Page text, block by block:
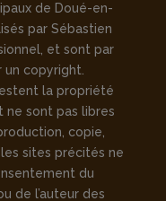
de Doué-en-
par Sébastien
et sont par
copyright.
la propriété
sont pas libres
copie,
sites précités ne
du
de l’auteur des